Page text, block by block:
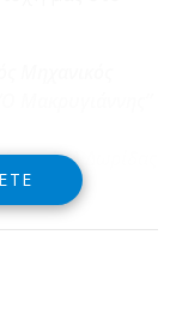
Β/Δ Δωρίδας